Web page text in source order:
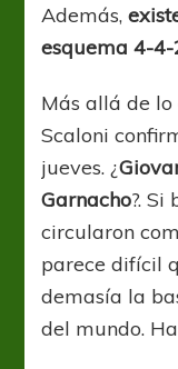
Además,
esquema 4-4-
Más allá de lo
Scaloni
jueves. ¿
Garnacho?. Si
circularon
parece difícil
demasía la
del mundo.